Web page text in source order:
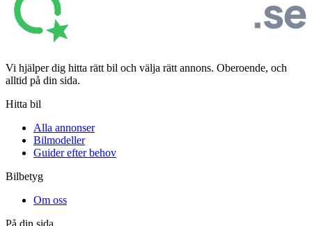
Vi hjälper dig hitta rätt bil och välja rätt annons. Oberoende, och
alltid på din sida.
Hitta bil
Alla annonser
Bilmodeller
Guider efter behov
Bilbetyg
Om oss
På din sida